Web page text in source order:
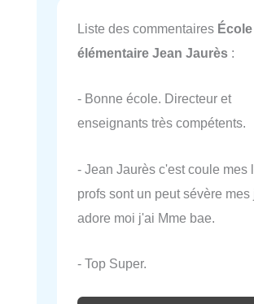
Liste des commentaires École
élémentaire Jean Jaurès :
- Bonne école. Directeur et
enseignants très compétents.
- Jean Jaurès c'est coule mes
profs sont un peut sévère mes
adore moi j'ai Mme bae.
- Top Super.